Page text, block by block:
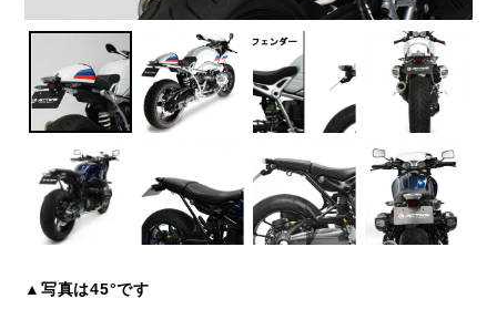
▲写真は45°です